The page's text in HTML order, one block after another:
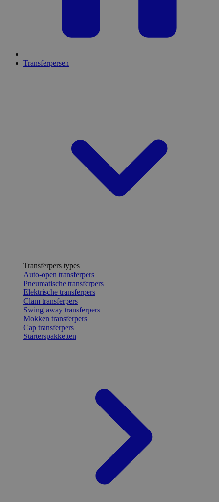
Transferpersen
Transferpers types
Auto-open transferpers
Pneumatische transferpers
Elektrische transferpers
Clam transferpers
Swing-away transferpers
Mokken transferpers
Cap transferpers
Starterspakketten